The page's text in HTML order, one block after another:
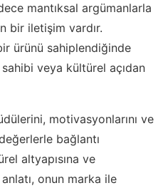
mantıksal argümanlarla
bir iletişim vardır.
ürünü sahiplendiğinde
veya kültürel açıdan
motivasyonlarını ve
bağlantı
altyapısına ve
onun marka ile